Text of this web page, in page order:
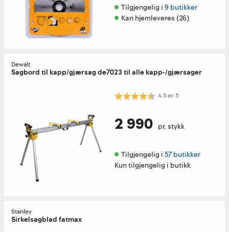
Tilgjengelig i 9 butikker
Kan hjemleveres (26)
Dewalt
Sagbord til kapp/gjærsag de7023 til alle kapp-/gjærsager
Karakter: 4.5 av 5 mulige
4.5av5
2 990 pr. stykk
Tilgjengelig i 57 butikker
Kun tilgjengelig i butikk
Stanley
Sirkelsagblad fatmax